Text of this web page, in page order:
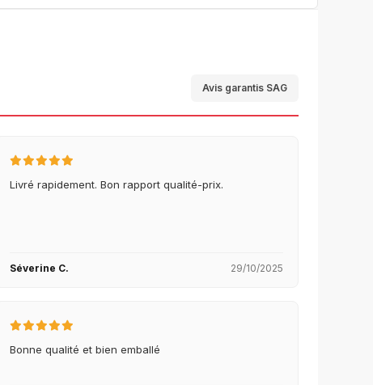
Avis garantis SAG
Livré rapidement. Bon rapport qualité-prix.
Séverine C. 29/10/2025
Bonne qualité et bien emballé